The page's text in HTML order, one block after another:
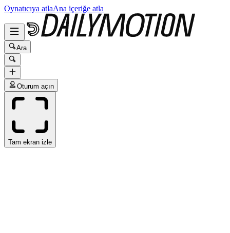
Oynatıcıya atlaAna içeriğe atla
Ara
Oturum açın
Tam ekran izle